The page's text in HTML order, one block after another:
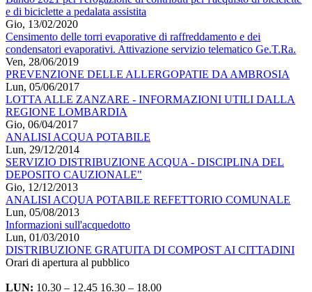
e di biciclette a pedalata assistita
Gio, 13/02/2020
Censimento delle torri evaporative di raffreddamento e dei
condensatori evaporativi. Attivazione servizio telematico Ge.T.Ra.
Ven, 28/06/2019
PREVENZIONE DELLE ALLERGOPATIE DA AMBROSIA
Lun, 05/06/2017
LOTTA ALLE ZANZARE - INFORMAZIONI UTILI DALLA
REGIONE LOMBARDIA
Gio, 06/04/2017
ANALISI ACQUA POTABILE
Lun, 29/12/2014
SERVIZIO DISTRIBUZIONE ACQUA - DISCIPLINA DEL
DEPOSITO CAUZIONALE"
Gio, 12/12/2013
ANALISI ACQUA POTABILE REFETTORIO COMUNALE
Lun, 05/08/2013
Informazioni sull'acquedotto
Lun, 01/03/2010
DISTRIBUZIONE GRATUITA DI COMPOST AI CITTADINI
Orari di apertura al pubblico
LUN: 10.30 – 12.45 16.30 – 18.00